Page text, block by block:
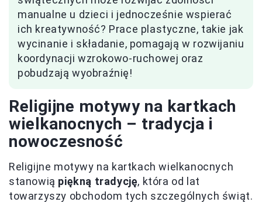
manualne u dzieci i jednocześnie wspierać
ich kreatywność? Prace plastyczne, takie jak
wycinanie i składanie, pomagają w rozwijaniu
koordynacji wzrokowo-ruchowej oraz
pobudzają wyobraźnię!
Religijne motywy na kartkach
wielkanocnych – tradycja i
nowoczesność
Religijne motywy na kartkach wielkanocnych
stanowią piękną tradycję, która od lat
towarzyszy obchodom tych szczególnych świąt.